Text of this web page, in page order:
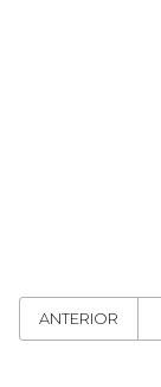
ANTERIOR